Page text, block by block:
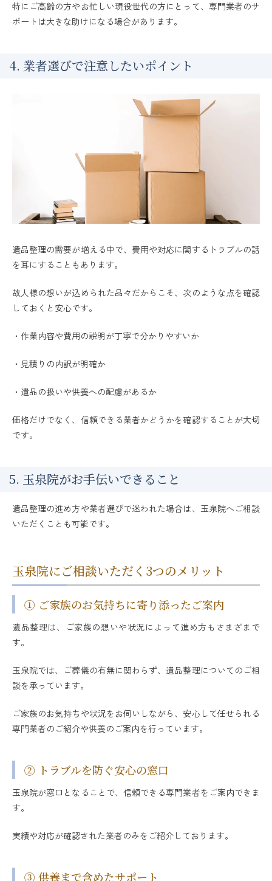
特にご高齢の方やお忙しい現役世代の方にとって、専門業者のサ
ポートは大きな助けになる場合があります。
4. 業者選びで注意したいポイント
遺品整理の需要が増える中で、費用や対応に関するトラブルの話
を耳にすることもあります。
故人様の想いが込められた品々だからこそ、次のような点を確認
しておくと安心です。
・作業内容や費用の説明が丁寧で分かりやすいか
・見積りの内訳が明確か
・遺品の扱いや供養への配慮があるか
価格だけでなく、信頼できる業者かどうかを確認することが大切
です。
5. 玉泉院がお手伝いできること
遺品整理の進め方や業者選びで迷われた場合は、玉泉院へご相談
いただくことも可能です。
玉泉院にご相談いただく3つのメリット
① ご家族のお気持ちに寄り添ったご案内
遺品整理は、ご家族の想いや状況によって進め方もさまざまで
す。
玉泉院では、ご葬儀の有無に関わらず、遺品整理についてのご相
談を承っています。
ご家族のお気持ちや状況をお伺いしながら、安心して任せられる
専門業者のご紹介や供養のご案内を行っています。
② トラブルを防ぐ安心の窓口
玉泉院が窓口となることで、信頼できる専門業者をご案内できま
す。
実績や対応が確認された業者のみをご紹介しております。
③ 供養まで含めたサポート